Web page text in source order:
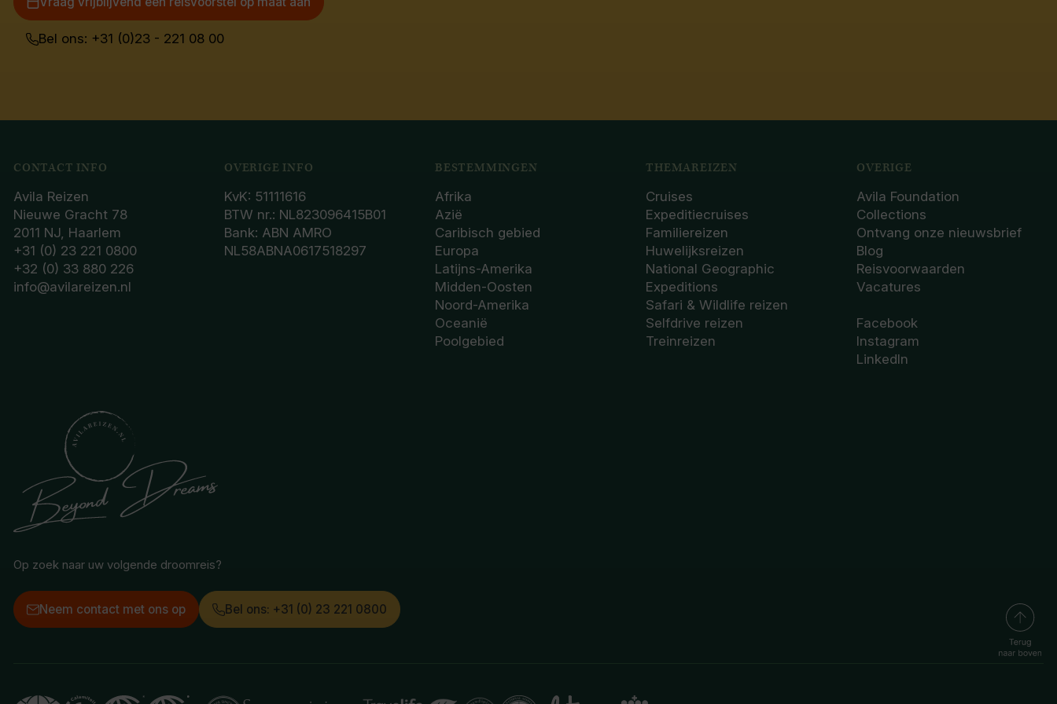
Bel ons: +31 (0)23 - 221 08 00
CONTACT INFO
Avila Reizen
Nieuwe Gracht 78
2011 NJ, Haarlem
+31 (0) 23 221 0800
+32 (0) 33 880 226
info@avilareizen.nl
OVERIGE INFO
KvK: 51111616
BTW nr.: NL823096415B01
Bank: ABN AMRO
NL58ABNA0617518297
BESTEMMINGEN
Afrika
Azië
Caribisch gebied
Europa
Latijns-Amerika
Midden-Oosten
Noord-Amerika
Oceanië
Poolgebied
THEMAREIZEN
Cruises
Expeditiecruises
Familiereizen
Huwelijksreizen
National Geographic
Expeditions
Safari & Wildlife reizen
Selfdrive reizen
Treinreizen
OVERIGE
Avila Foundation
Collections
Ontvang onze nieuwsbrief
Blog
Reisvoorwaarden
Vacatures
Facebook
Instagram
LinkedIn
Op zoek naar uw volgende droomreis?
Neem contact met ons op Bel ons: +31 (0) 23 221 0800